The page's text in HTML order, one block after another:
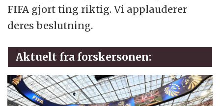
FIFA gjort ting riktig. Vi applauderer
deres beslutning.
Aktuelt fra forskersonen: